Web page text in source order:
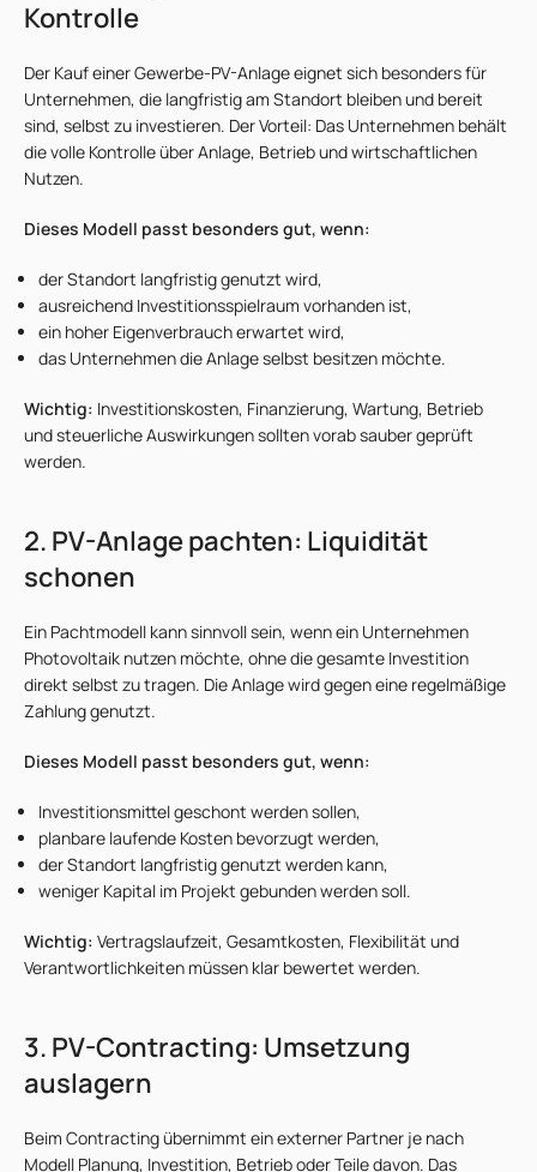
Kontrolle
Der Kauf einer Gewerbe-PV-Anlage eignet sich besonders für
Unternehmen, die langfristig am Standort bleiben und bereit
sind, selbst zu investieren. Der Vorteil: Das Unternehmen behält
die volle Kontrolle über Anlage, Betrieb und wirtschaftlichen
Nutzen.
Dieses Modell passt besonders gut, wenn:
der Standort langfristig genutzt wird,
ausreichend Investitionsspielraum vorhanden ist,
ein hoher Eigenverbrauch erwartet wird,
das Unternehmen die Anlage selbst besitzen möchte.
Wichtig: Investitionskosten, Finanzierung, Wartung, Betrieb
und steuerliche Auswirkungen sollten vorab sauber geprüft
werden.
2. PV-Anlage pachten: Liquidität
schonen
Ein Pachtmodell kann sinnvoll sein, wenn ein Unternehmen
Photovoltaik nutzen möchte, ohne die gesamte Investition
direkt selbst zu tragen. Die Anlage wird gegen eine regelmäßige
Zahlung genutzt.
Dieses Modell passt besonders gut, wenn:
Investitionsmittel geschont werden sollen,
planbare laufende Kosten bevorzugt werden,
der Standort langfristig genutzt werden kann,
weniger Kapital im Projekt gebunden werden soll.
Wichtig: Vertragslaufzeit, Gesamtkosten, Flexibilität und
Verantwortlichkeiten müssen klar bewertet werden.
3. PV-Contracting: Umsetzung
auslagern
Beim Contracting übernimmt ein externer Partner je nach
Modell Planung, Investition, Betrieb oder Teile davon. Das